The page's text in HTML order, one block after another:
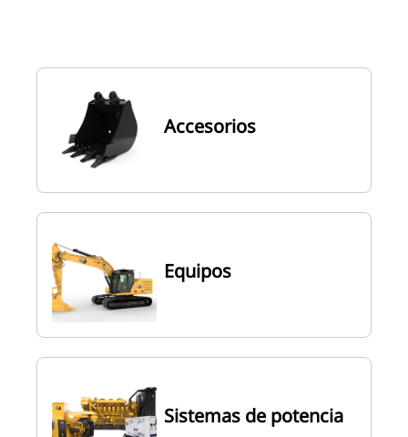
Accesorios
Equipos
Sistemas de potencia